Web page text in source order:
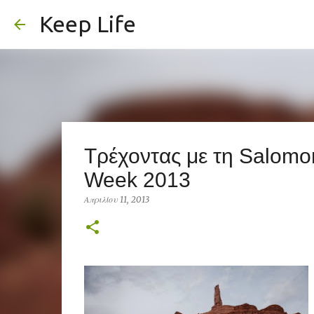
Keep Life
Tρέχοντας με τη
Week 2013
Απριλίου 11, 2013